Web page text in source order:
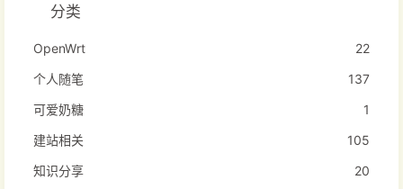
分类
OpenWrt
22
个人随笔
137
可爱奶糖
1
建站相关
105
知识分享
20